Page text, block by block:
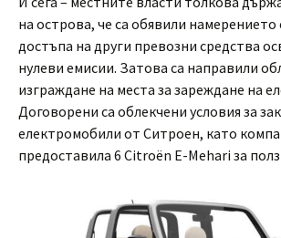
на острова, че са обявили намерението
достъпа на други превозни средства
нулеви емисии. Затова са направили
изграждане на места за зареждане на
Договорени са облекчени условия за
електромобили от Ситроен, като
предоставила 6 Citroën E-Mehari за